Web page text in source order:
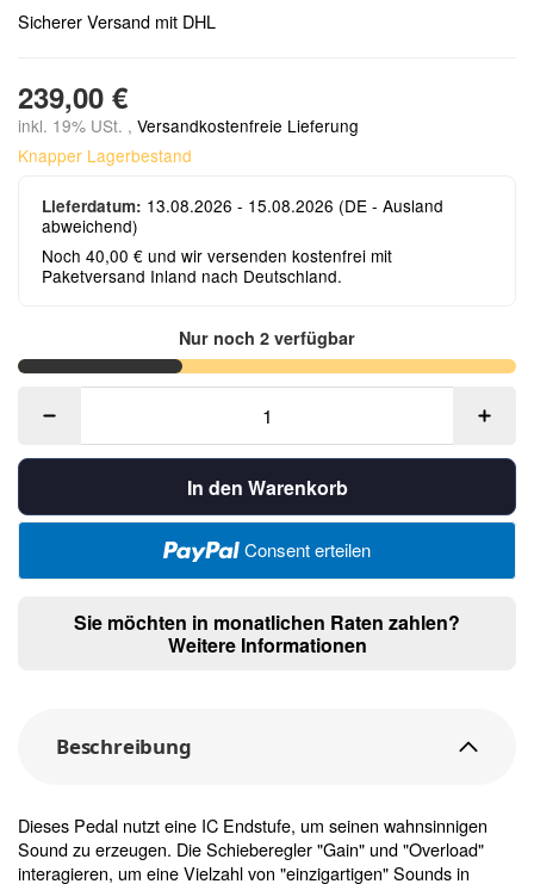
Sicherer Versand mit DHL
239,00 €
inkl. 19% USt. , Versandkostenfreie Lieferung
Knapper Lagerbestand
Lieferdatum: 13.08.2026 - 15.08.2026 (DE - Ausland
abweichend)
Noch 40,00 € und wir versenden kostenfrei mit
Paketversand Inland nach Deutschland.
Nur noch 2 verfügbar
In den Warenkorb
Consent erteilen
Sie möchten in monatlichen Raten zahlen?
Weitere Informationen
Beschreibung
Dieses Pedal nutzt eine IC Endstufe, um seinen wahnsinnigen
Sound zu erzeugen. Die Schieberegler "Gain" und "Overload"
interagieren, um eine Vielzahl von "einzigartigen" Sounds in